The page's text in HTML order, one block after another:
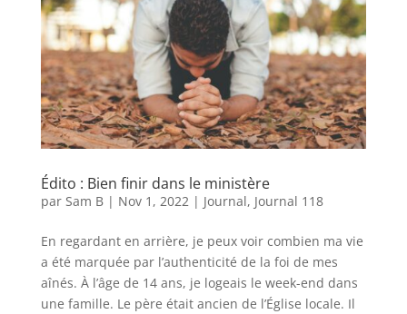
Édito : Bien finir dans le ministère
par Sam B| Nov 1, 2022 | Journal, Journal 118
En regardant en arrière, je peux voir combien ma vie
a été marquée par l’authenticité de la foi de mes
aînés. À l’âge de 14 ans, je logeais le week-end dans
une famille. Le père était ancien de l’Église locale. Il